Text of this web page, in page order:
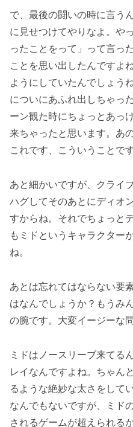
で、最後の闘いの時に言う
に見せつけてやりなよ。や
ったことをって」って言っ
ことを思い出したんですよ
ようにしていたんでしょう
についにあふれ出しちゃっ
ーン観た時にちょっとあっ
来ちゃったと思います。あ
これです、こういうことで
あと細かいですが、クライ
ハグしてそのあとにディオ
すからね。それでちょっと
もミドというキャラクター
ね。
あとは忘れてはならない要
はなんでしょうか？もうみ
の腕です。大変イージーな
ミドはノースリーブ来てる
レイなんですよね。ちゃん
るような絶妙な太さをして
なんでもないですが、ミド
されるゲームが超えられる